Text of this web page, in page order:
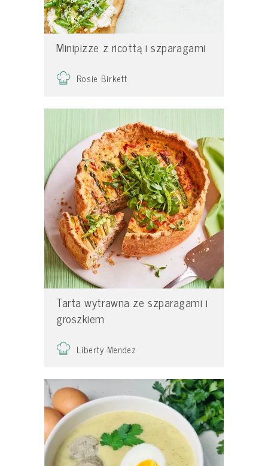
Minipizze z ricottą i szparagami
Rosie Birkett
Tarta wytrawna ze szparagami i
groszkiem
Liberty Mendez